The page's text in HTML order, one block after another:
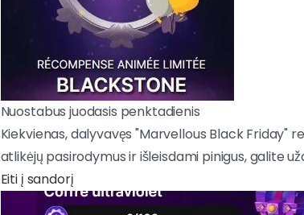
Nuostabus juodasis penktadienis
Kiekvienas, dalyvavęs "Marvellous Black Friday"
atlikėjų pasirodymus ir išleisdami pinigus, galite
Eiti į sandorį